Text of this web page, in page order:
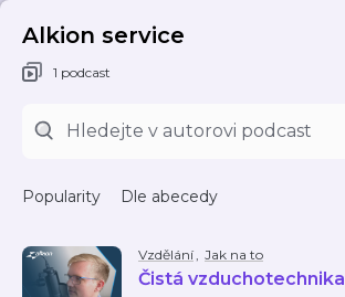
Alkion service
1 podcast
Popularity Dle abecedy
Vzdělání, Jak na to
Čistá vzduchotechnika